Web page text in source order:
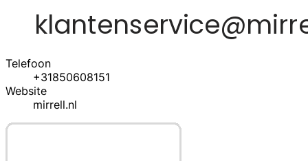
Telefoon
+31850608151
Website
mirrell.nl